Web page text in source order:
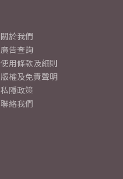
關於我們
廣告查詢
使用條款及細則
版權及免責聲明
私隱政策
聯絡我們